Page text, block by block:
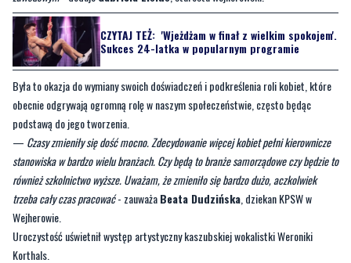
Była to okazja do wymiany swoich doświadczeń i podkreślenia roli kobiet, które
obecnie odgrywają ogromną rolę w naszym społeczeństwie, często będąc
podstawą do jego tworzenia.
—Czasy zmieniły się dość mocno. Zdecydowanie więcej kobiet pełni kierownicze
stanowiska w bardzo wielu branżach. Czy będą to branże samorządowe czy będzie to
również szkolnictwo wyższe. Uważam, że zmieniło się bardzo dużo, aczkolwiek
trzeba cały czas pracować- zauważaBeata Dudzińska, dziekan KPSW w
Wejherowie.
Uroczystość uświetnił występ artystyczny kaszubskiej wokalistki Weroniki
Korthals.
Byliście świadkami zdarzenia w naszym regionie? Czekamy na
Wasze sygnały i informacje. Można kontaktować się z naszą
redakcją za pośrednictwem